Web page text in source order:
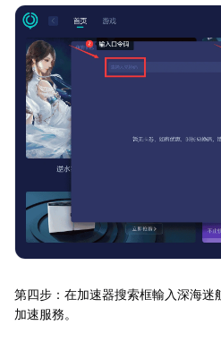
第四步：在加速器搜索框輸入深海
加速服務。